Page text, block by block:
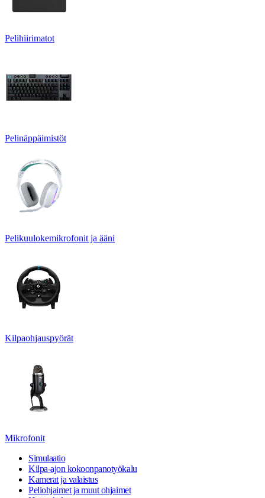
Pelihiirimatot
Pelinäppäimistöt
Pelikuulokemikrofonit ja ääni
Kilpaohjauspyörät
Mikrofonit
Simulaatio
Kilpa-ajon kokoonpanotyökalu
Kamerat ja valaistus
Peliohjaimet ja muut ohjaimet